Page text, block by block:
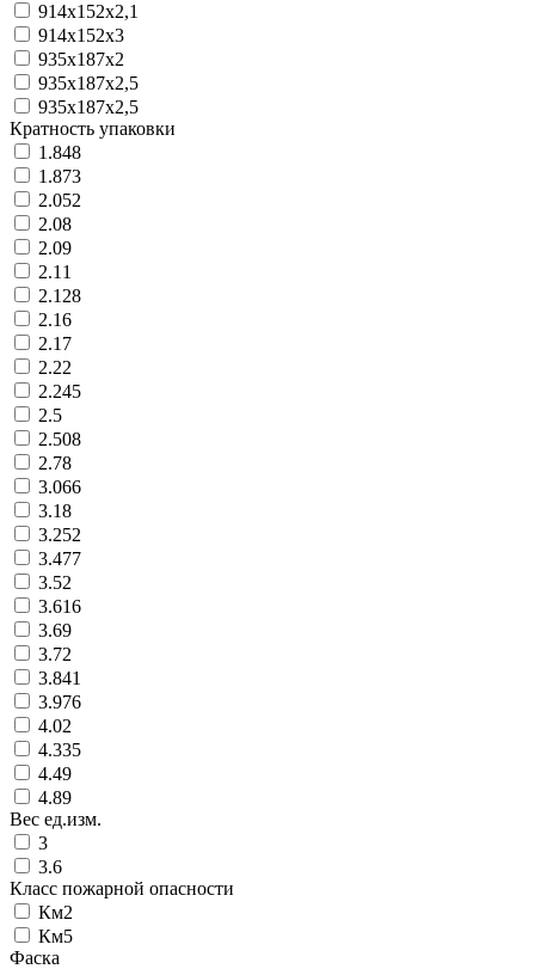
914x152x2,1
914x152x3
935x187x2
935x187x2,5
935х187х2,5
Кратность упаковки
1.848
1.873
2.052
2.08
2.09
2.11
2.128
2.16
2.17
2.22
2.245
2.5
2.508
2.78
3.066
3.18
3.252
3.477
3.52
3.616
3.69
3.72
3.841
3.976
4.02
4.335
4.49
4.89
Вес ед.изм.
3
3.6
Класс пожарной опасности
Км2
Км5
Фаска